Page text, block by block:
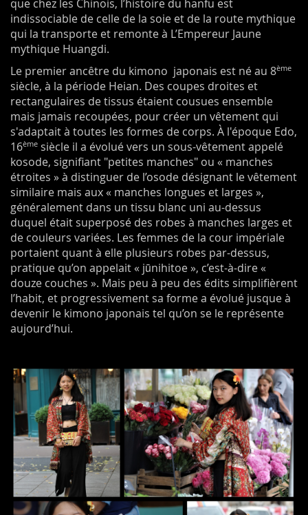
que chez les Chinois, l’histoire du hanfu est
indissociable de celle de la soie et de la route mythique
qui la transporte et remonte à L’Empereur Jaune
mythique Huangdi.
Le premier ancêtre du kimono japonais est né au 8ème
siècle, à la période Heian. Des coupes droites et
rectangulaires de tissus étaient cousues ensemble
mais jamais recoupées, pour créer un vêtement qui
s'adaptait à toutes les formes de corps. À l'époque Edo,
16ème siècle il a évolué vers un sous-vêtement appelé
kosode, signifiant "petites manches" ou « manches
étroites » à distinguer de l’osode désignant le vêtement
similaire mais aux « manches longues et larges »,
généralement dans un tissu blanc uni au-dessus
duquel était superposé des robes à manches larges et
de couleurs variées. Les femmes de la cour impériale
portaient quant à elle plusieurs robes par-dessus,
pratique qu’on appelait « jūnihitoe », c’est-à-dire «
douze couches ». Mais peu à peu des édits simplifièrent
l’habit, et progressivement sa forme a évolué jusque à
devenir le kimono japonais tel qu’on se le représente
aujourd’hui.